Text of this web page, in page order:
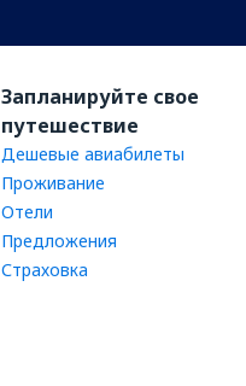
Запланируйте свое
путешествие
Дешевые авиабилеты
Проживание
Отели
Предложения
Страховка